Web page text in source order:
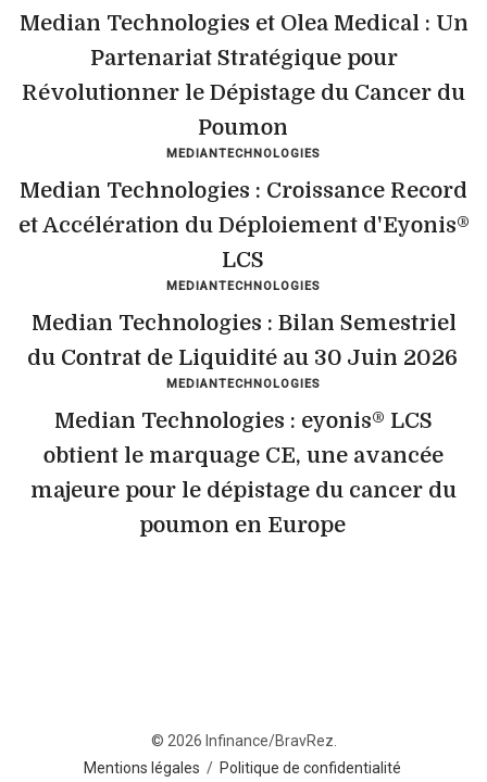
Median Technologies et Olea Medical : Un
Partenariat Stratégique pour
Révolutionner le Dépistage du Cancer du
Poumon
MEDIANTECHNOLOGIES
Median Technologies : Croissance Record
et Accélération du Déploiement d'Eyonis®
LCS
MEDIANTECHNOLOGIES
Median Technologies : Bilan Semestriel
du Contrat de Liquidité au 30 Juin 2026
MEDIANTECHNOLOGIES
Median Technologies : eyonis® LCS
obtient le marquage CE, une avancée
majeure pour le dépistage du cancer du
poumon en Europe
© 2026 Infinance/BravRez.
Mentions légales / Politique de confidentialité